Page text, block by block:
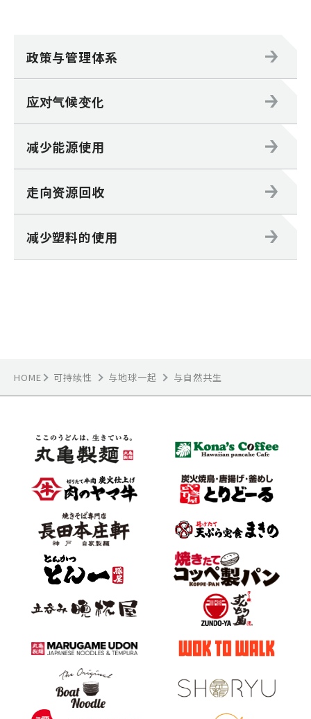
政策与管理体系
应对气候变化
减少能源使用
走向资源回收
减少塑料的使用
HOME 可持续性 与地球一起 与自然共生